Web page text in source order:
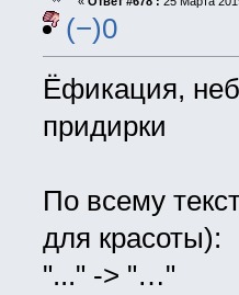
(−)0
Ёфикация,
придирки
По всему
для красоты):
"..." -> "…"